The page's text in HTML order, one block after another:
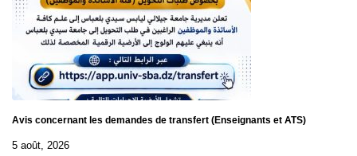
Avis concernant les demandes de transfert (Enseignants et ATS)
5 août, 2026